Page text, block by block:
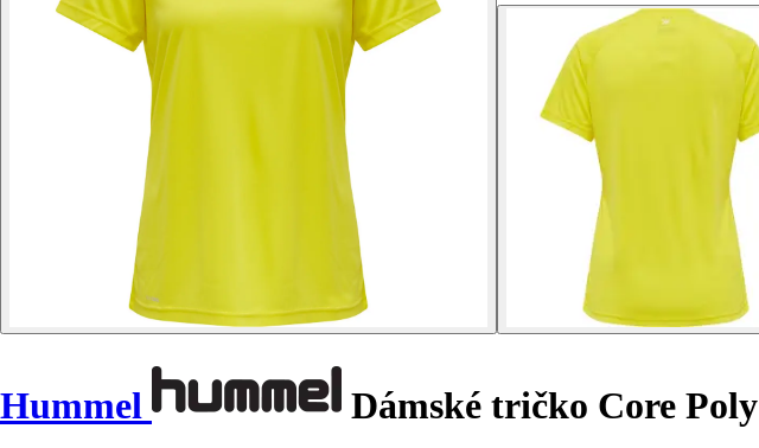
Hummel Dámské tričko Core Poly